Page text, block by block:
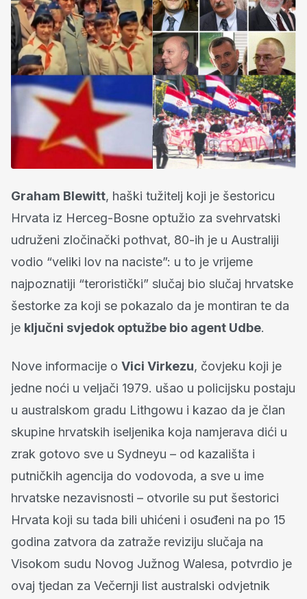
Graham Blewitt, haški tužitelj koji je šestoricu
Hrvata iz Herceg-Bosne optužio za svehrvatski
udruženi zločinački pothvat, 80-ih je u Australiji
vodio “veliki lov na naciste”: u to je vrijeme
najpoznatiji “teroristički” slučaj bio slučaj hrvatske
šestorke za koji se pokazalo da je montiran te da
je ključni svjedok optužbe bio agent Udbe.
Nove informacije o Vici Virkezu, čovjeku koji je
jedne noći u veljači 1979. ušao u policijsku postaju
u australskom gradu Lithgowu i kazao da je član
skupine hrvatskih iseljenika koja namjerava dići u
zrak gotovo sve u Sydneyu – od kazališta i
putničkih agencija do vodovoda, a sve u ime
hrvatske nezavisnosti – otvorile su put šestorici
Hrvata koji su tada bili uhićeni i osuđeni na po 15
godina zatvora da zatraže reviziju slučaja na
Visokom sudu Novog Južnog Walesa, potvrdio je
ovaj tjedan za Večernji list australski odvjetnik